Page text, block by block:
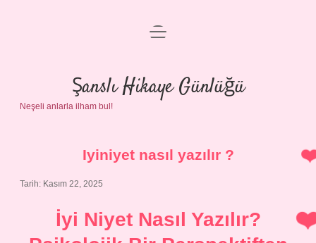
Anasayfa
Gizlilik Politikası
menüyü
Şanslı Hikaye Günlüğü
Neşeli anlarla ilham bul!
Iyiniyet nasıl yazılır ?
Tarih: Kasım 22, 2025
İyi Niyet Nasıl Yazılır?